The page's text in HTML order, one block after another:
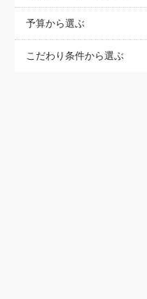
予算から選ぶ
こだわり条件から選ぶ